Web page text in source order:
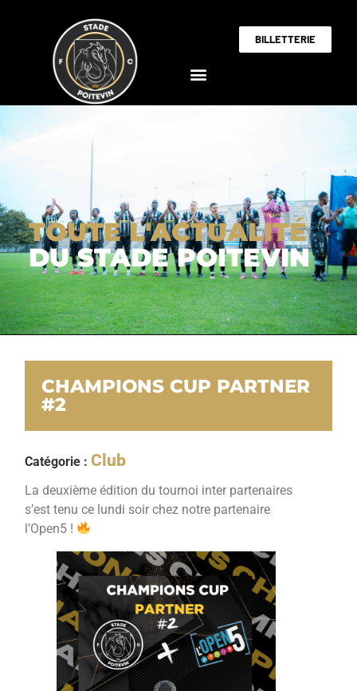
BILLETTERIE
TOUTE L'ACTUALITÉ
DU STADE POITEVIN
CHAMPIONS CUP PARTNER
#2
Catégorie :Club
La deuxième édition du tournoi inter partenaires
s’est tenu ce lundi soir chez notre partenaire
l’Open5 !